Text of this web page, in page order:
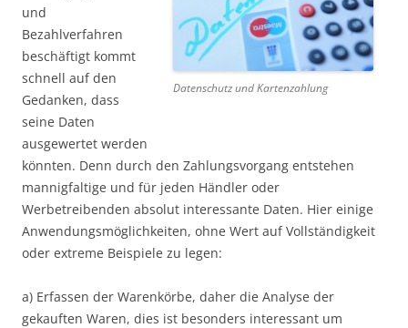
Datenschutz und Kartenzahlung
und
Bezahlverfahren
beschäftigt kommt
schnell auf den
Gedanken, dass
seine Daten
ausgewertet werden
könnten. Denn durch den Zahlungsvorgang entstehen
mannigfaltige und für jeden Händler oder
Werbetreibenden absolut interessante Daten. Hier einige
Anwendungsmöglichkeiten, ohne Wert auf Vollständigkeit
oder extreme Beispiele zu legen:
a) Erfassen der Warenkörbe, daher die Analyse der
gekauften Waren, dies ist besonders interessant um